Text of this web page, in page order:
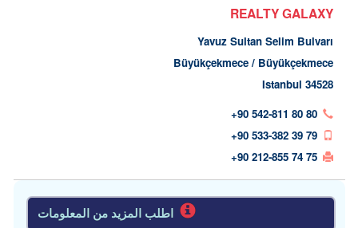
REALTY GALAXY
Yavuz Sultan Selim Bulvarı
Büyükçekmece / Büyükçekmece
34528 Istanbul
+90 542-811 80 80
+90 533-382 39 79
+90 212-855 74 75
اطلب المزيد من المعلومات